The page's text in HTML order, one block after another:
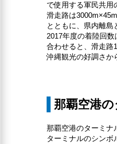
で使用する軍民共用
滑走路は
とともに、県内離島
2017年度の着陸回
合わせると、滑走路
沖縄観光の好調さか
那覇空港
那覇空港のターミナ
ターミナルのシン